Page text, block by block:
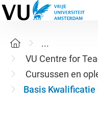
...
VU Centre for
Cursussen en
Basis Kwalificatie